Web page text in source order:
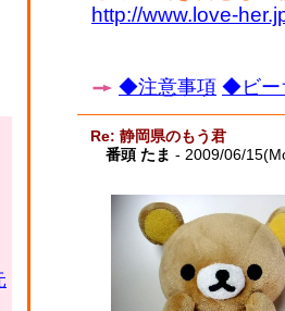
http://www.love-
◆注意事項 ◆ビー
Re: 静岡県のもう君
番頭 たま - 2009/06/